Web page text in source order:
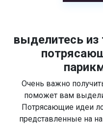
выделитесь
Очень важно
поможет вам
Потрясающие идеи
представленные на